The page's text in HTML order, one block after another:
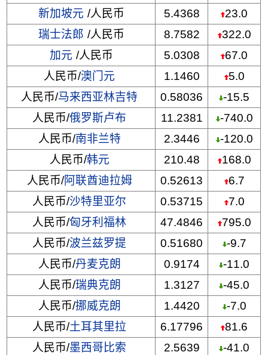
新加坡元 /人民币 5.4368
23.0
瑞士法郎 /人民币 8.7582
322.0
加元 /人民币 5.0308
67.0
人民币/澳门元 1.1460
5.0
人民币/马来西亚林吉特 0.58036
-15.5
人民币/俄罗斯卢布 11.2381
-740.0
人民币/南非兰特 2.3446
-120.0
人民币/韩元 210.48
168.0
人民币/阿联酋迪拉姆 0.52613
6.7
人民币/沙特里亚尔 0.53715
7.0
人民币/匈牙利福林 47.4846
795.0
人民币/波兰兹罗提 0.51680
-9.7
人民币/丹麦克朗 0.9174
-11.0
人民币/瑞典克朗 1.3127
-45.0
人民币/挪威克朗 1.4420
-7.0
人民币/土耳其里拉 6.17796
81.6
人民币/墨西哥比索 2.5639
-41.0